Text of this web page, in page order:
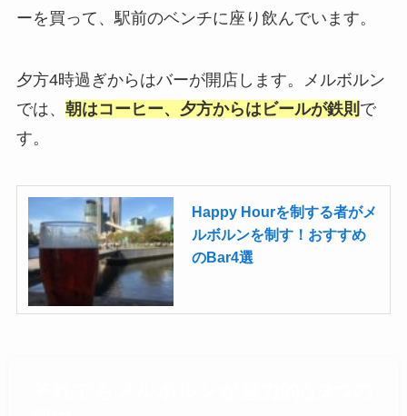
ーを買って、駅前のベンチに座り飲んでいます。
夕方4時過ぎからはバーが開店します。メルボルン
では、 朝はコーヒー、夕方からはビールが鉄則 で
す。
Happy Hourを制する者がメ
ルボルンを制す！おすすめ
のBar4選